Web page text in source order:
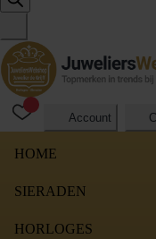
Account
HOME
SIERADEN
HORLOGES